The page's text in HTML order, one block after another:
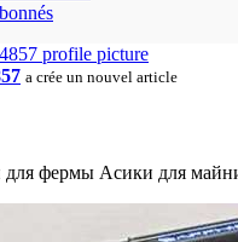
a crée un nouvel article
для фермы Асики для